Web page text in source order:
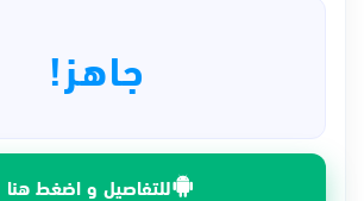
جاهز!
للتفاصيل و اضغط هنا